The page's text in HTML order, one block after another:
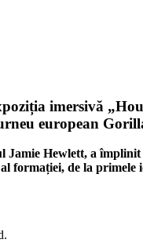
imersivă
european
Hewlett, a
formației, de la primele